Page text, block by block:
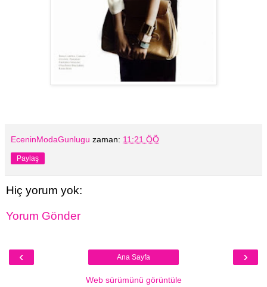
EceninModaGunlugu zaman: 11:21 ÖÖ
Paylaş
Hiç yorum yok:
Yorum Gönder
‹ ›
Ana Sayfa
Web sürümünü görüntüle